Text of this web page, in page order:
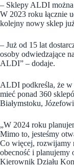
– Sklepy ALDI można
W 2023 roku łącznie
kolejny nowy sklep
– Już od 15 lat
osoby odwiedzające
ALDI” – dodaje.
ALDI podkreśla, że w
mieć ponad 360
Białymstoku,
„W 2024 roku
Mimo to, jesteśmy
Co więcej, rozwijamy
obecność i
Kierownik Działu